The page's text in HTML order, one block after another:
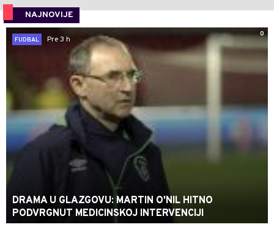
NAJNOVIJE
0
FUDBAL
Pre 3 h
DRAMA U GLAZGOVU: MARTIN O'NIL HITNO
PODVRGNUT MEDICINSKOJ INTERVENCIJI